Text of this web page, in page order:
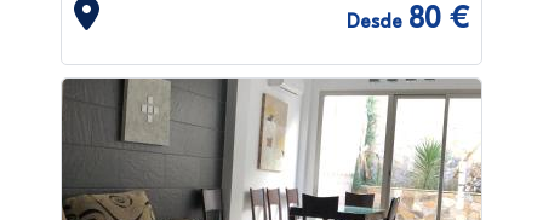
Desde 80 €